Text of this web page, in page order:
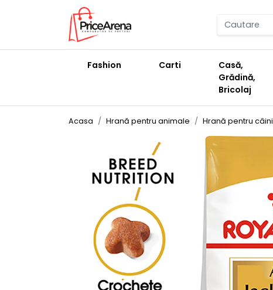
Fashion Carti
Casă,
Grădină,
Bricolaj
Acasa Hrană pentru animale Hrană pentru câini